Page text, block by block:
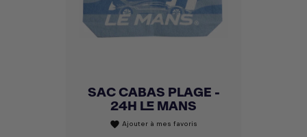
SAC CABAS PLAGE -
24H LE MANS
favorite Ajouter à mes favoris